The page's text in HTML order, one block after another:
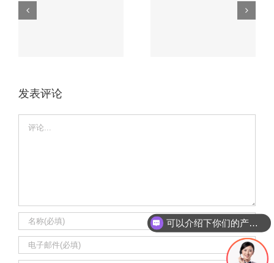
车载电路板如何应
发表评论
可以介绍下你们的产品么